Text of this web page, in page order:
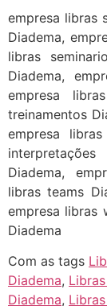
empresa libras
Diadema,
libras
Diadema,
empresa
treinamentos
empresa
Diadema,
libras teams
empresa libras
Diadema
Com as tags
Diadema,
Diadema,